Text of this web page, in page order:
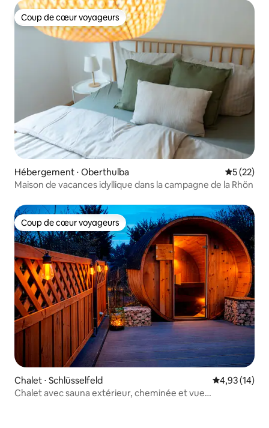
Coup de cœur voyageurs
Coup de cœur voyageurs
Hébergement ⋅ Oberthulba
5 (22)
Maison de vacances idyllique dans la campagne de la Rhön
Coup de cœur voyageurs
Coup de cœur voyageurs
Chalet ⋅ Schlüsselfeld Évaluation
4,93 (14)
Chalet avec sauna extérieur, cheminée et vue